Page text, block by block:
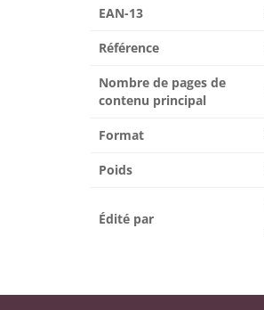
EAN-13
Référence
Nombre de pages de
contenu principal
Format
Poids
Édité par